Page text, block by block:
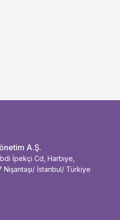
A.Ş.
İpekçi Cd, Harbiye,
Nişantaşı/ İstanbul/ Türkiye